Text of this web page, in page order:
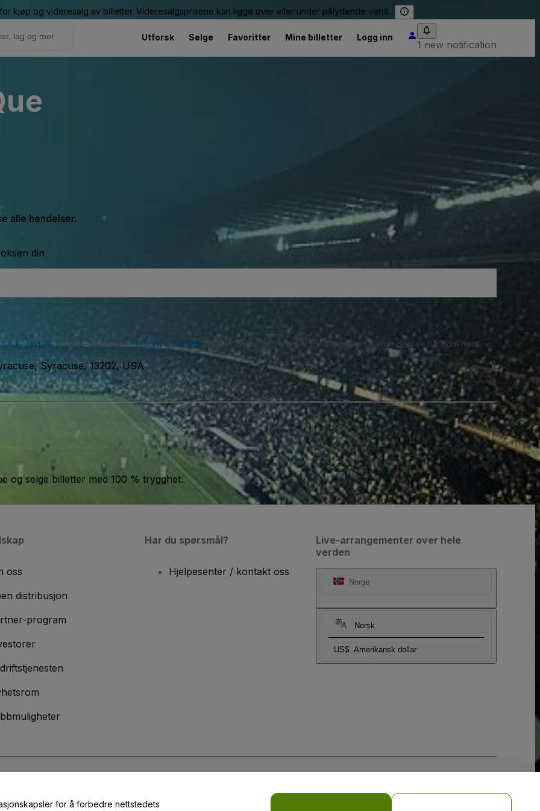
kjøp og videresalg av billetter. Videresalgsprisene kan ligge over eller under pålydende verdi.
Utforsk Selge Favoritter Mine billetter Logg inn
1 new notification
alle hendelser.
din
brukeravtaleog erkjenner vårepersonvernregler. Du kan motta SMS-varsler fra oss og kan melde deg av når som helst.
Syracuse, 13202, USA
og selge billetter med 100 % trygghet.
Live-arrangementer over hele
verden
Norge
Norsk
US$ Amerikansk dollar
oss
distribusjon
program
Har du spørsmål?
Hjelpesenter / kontakt oss
Retningslinjer for informasjonskapslerogRetningslinjer for personvern for mobil
for å forbedre nettstedets